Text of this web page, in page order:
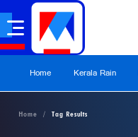
Home Kerala Rain
Home Tag Results